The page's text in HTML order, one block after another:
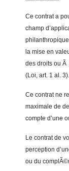
Ce contrat a
champ
la mise en
des droits ou Ã
(Loi, art. 1 al. 3).
Ce contrat ne
maximale de
compte d’une
Le contrat de
perception
ou du